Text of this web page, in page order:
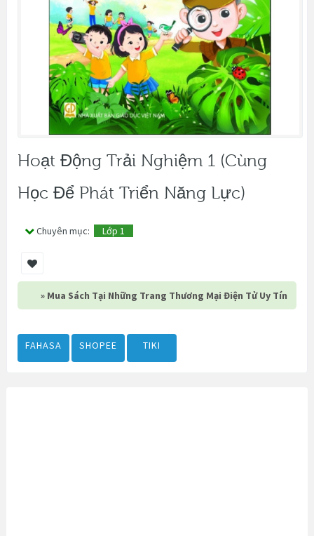
Hoạt Động Trải Nghiệm 1 (Cùng
Học Để Phát Triển Năng Lực)
Chuyên mục: Lớp 1
» Mua Sách Tại Những Trang Thương Mại Điện Tử Uy Tín
FAHASA SHOPEE TIKI